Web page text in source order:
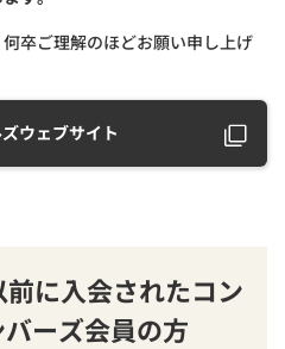
卒ご理解のほどお願い申し上げ
ウェブサイト
に入会されたコン
ーズ会員の方